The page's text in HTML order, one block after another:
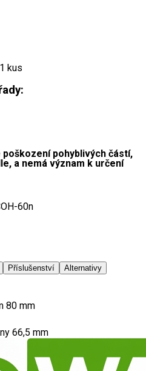
kus
pohyblivých částí,
a nemá význam k určení
60n
Příslušenství Alternativy
80 mm
66,5 mm